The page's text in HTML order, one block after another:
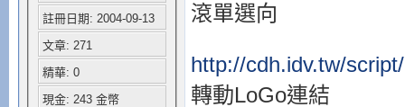
註冊日期: 2004-09-13
文章: 271
精華: 0
現金: 243 金幣
滾單選向
http://cdh.idv.tw/
轉動LoGo連結